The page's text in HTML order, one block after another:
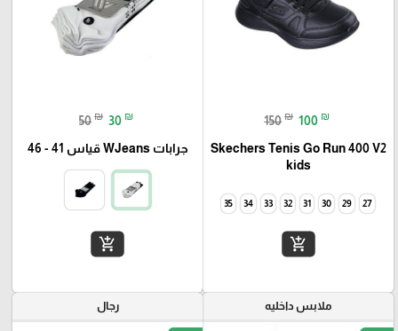
150 ₪ 100 ₪
Skechers Tenis Go Run 400 V2
kids
27
29
30
31
32
33
34
35
add_shopping_cart
50 ₪ 30 ₪
جرابات WJeans قياس 41 - 46
add_shopping_cart
ملابس داخليه رجال